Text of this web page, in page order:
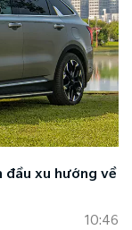
đầu xu hướng về
10:46